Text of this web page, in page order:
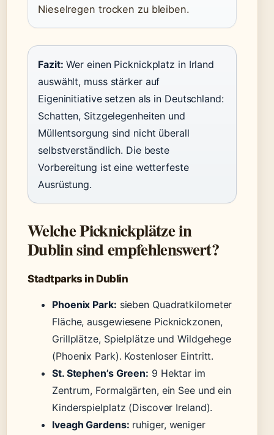
Nieselregen trocken zu bleiben.
Fazit: Wer einen Picknickplatz in Irland
auswählt, muss stärker auf
Eigeninitiative setzen als in Deutschland:
Schatten, Sitzgelegenheiten und
Müllentsorgung sind nicht überall
selbstverständlich. Die beste
Vorbereitung ist eine wetterfeste
Ausrüstung.
Welche Picknickplätze in
Dublin sind empfehlenswert?
Stadtparks in Dublin
Phoenix Park: sieben Quadratkilometer
Fläche, ausgewiesene Picknickzonen,
Grillplätze, Spielplätze und Wildgehege
(Phoenix Park). Kostenloser Eintritt.
St. Stephen’s Green: 9 Hektar im
Zentrum, Formalgärten, ein See und ein
Kinderspielplatz (Discover Ireland).
Iveagh Gardens: ruhiger, weniger